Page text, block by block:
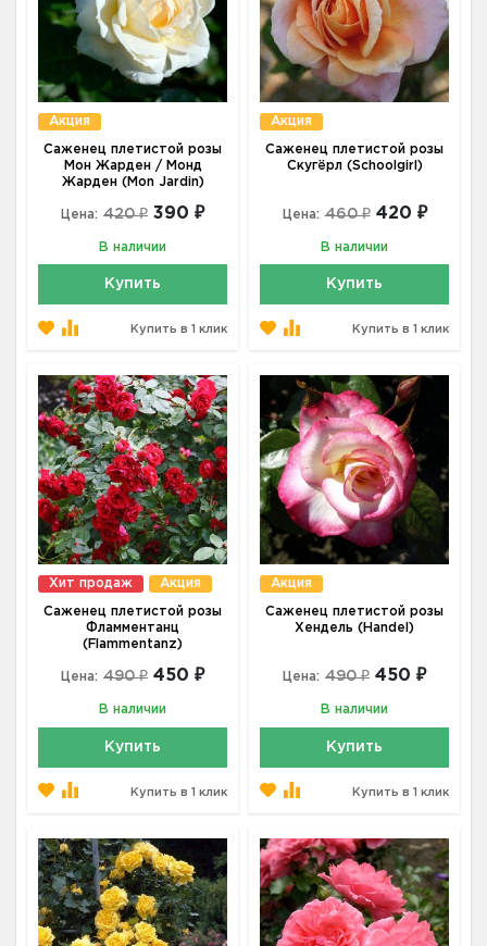
Акция
Саженец плетистой розы
Мон Жарден / Монд
Жарден (Mon Jardin)
Цена: 420 ₽ 390 ₽
В наличии
Купить
Купить в 1 клик
Акция
Саженец плетистой розы
Скугёрл (Schoolgirl)
Цена: 460 ₽ 420 ₽
В наличии
Купить
Купить в 1 клик
Хит продаж Акция
Саженец плетистой розы
Фламментанц
(Flammentanz)
Цена: 490 ₽ 450 ₽
В наличии
Купить
Купить в 1 клик
Акция
Саженец плетистой розы
Хендель (Handel)
Цена: 490 ₽ 450 ₽
В наличии
Купить
Купить в 1 клик